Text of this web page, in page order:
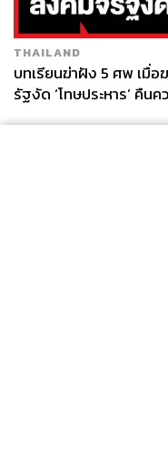
THAILAND
บทเรียนฆ่าฝัง 5 ศพ เมื่
รัฐงัด ‘โทษประหาร’ คืน